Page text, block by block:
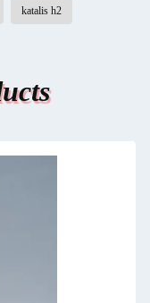
katalis h2